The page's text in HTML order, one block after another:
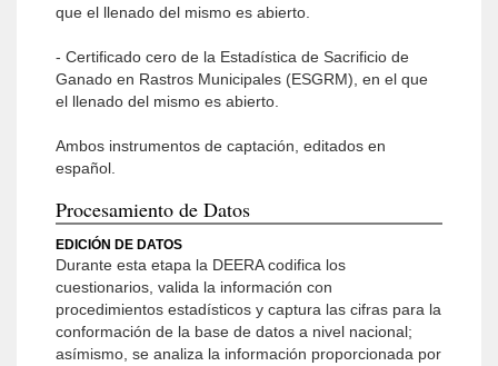
que el llenado del mismo es abierto.
- Certificado cero de la Estadística de Sacrificio de
Ganado en Rastros Municipales (ESGRM), en el que
el llenado del mismo es abierto.
Ambos instrumentos de captación, editados en
español.
Procesamiento de Datos
EDICIÓN DE DATOS
Durante esta etapa la DEERA codifica los
cuestionarios, valida la información con
procedimientos estadísticos y captura las cifras para la
conformación de la base de datos a nivel nacional;
asímismo, se analiza la información proporcionada por